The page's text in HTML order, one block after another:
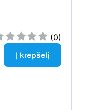
(0)
Į krepšelį